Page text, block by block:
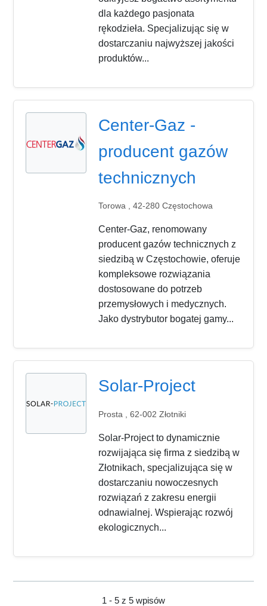
dla każdego pasjonata
rękodzieła. Specjalizując się w
dostarczaniu najwyższej jakości
produktów...
Center-Gaz -
producent gazów
technicznych
Torowa , 42-280 Częstochowa
Center-Gaz, renomowany
producent gazów technicznych z
siedzibą w Częstochowie, oferuje
kompleksowe rozwiązania
dostosowane do potrzeb
przemysłowych i medycznych.
Jako dystrybutor bogatej gamy...
Solar-Project
Prosta , 62-002 Złotniki
Solar-Project to dynamicznie
rozwijająca się firma z siedzibą w
Złotnikach, specjalizująca się w
dostarczaniu nowoczesnych
rozwiązań z zakresu energii
odnawialnej. Wspierając rozwój
ekologicznych...
1 - 5 z 5 wpisów